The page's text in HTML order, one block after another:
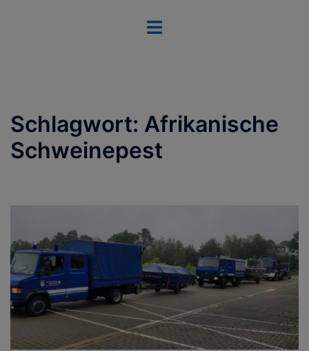
Menü
Schlagwort: Afrikanische
Schweinepest